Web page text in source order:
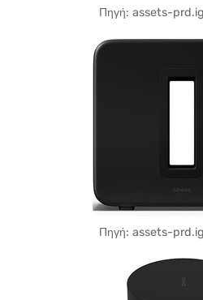
Πηγή: assets-
Πηγή: assets-